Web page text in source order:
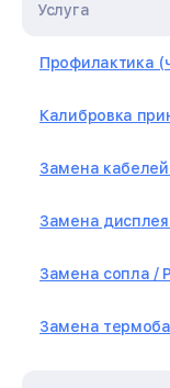
Услуга
Профилактика
Калибровка
Замена
Замена
Замена сопла /
Замена